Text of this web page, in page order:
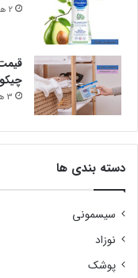
2 هفته پیش
چیکو Chicco 16 تایی
3 هفته پیش
دسته بندی ها
سیسمونی
نوزاد
پوشک